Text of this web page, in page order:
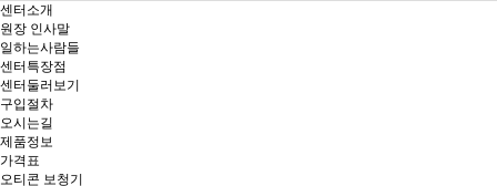
센터소개
원장 인사말
일하는사람들
센터특장점
센터둘러보기
구입절차
오시는길
제품정보
가격표
오티콘 보청기